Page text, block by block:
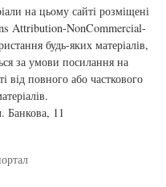
на цьому сайті розміщені
Attribution-NonCommercial-
будь-яких матеріалів,
за умови посилання на
від повного або часткового
Банкова, 11